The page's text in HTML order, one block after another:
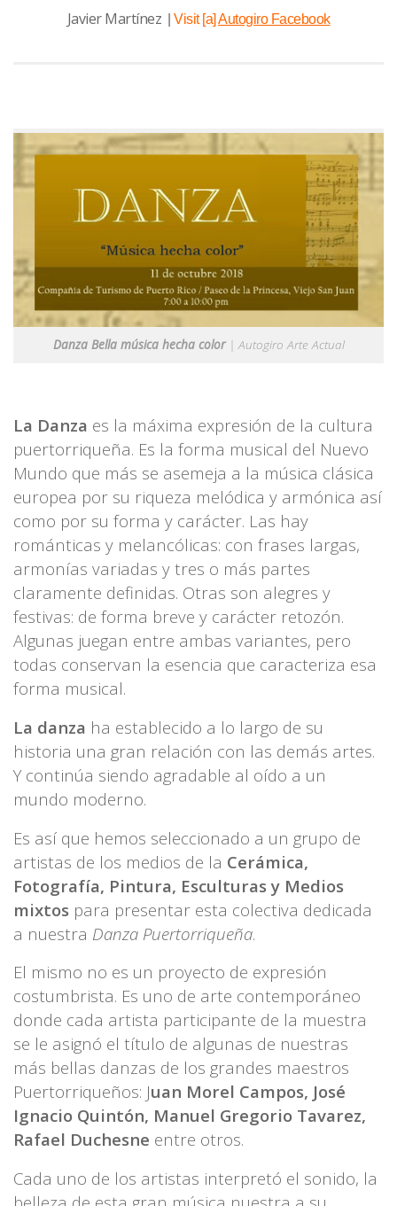
Javier Martínez
Visit [a] Autogiro Facebook
Danza Bella música hecha color| Autogiro Arte Actual
La Danza es la máxima expresión de la cultura
puertorriqueña. Es la forma musical del Nuevo
Mundo que más se asemeja a la música clásica
europea por su riqueza melódica y armónica así
como por su forma y carácter. Las hay
románticas y melancólicas: con frases largas,
armonías variadas y tres o más partes
claramente definidas. Otras son alegres y
festivas: de forma breve y carácter retozón.
Algunas juegan entre ambas variantes, pero
todas conservan la esencia que caracteriza esa
forma musical.
La danza ha establecido a lo largo de su
historia una gran relación con las demás artes.
Y continúa siendo agradable al oído a un
mundo moderno.
Es así que hemos seleccionado a un grupo de
artistas de los medios de la Cerámica,
Fotografía, Pintura, Esculturas y Medios
mixtos para presentar esta colectiva dedicada
a nuestra Danza Puertorriqueña.
El mismo no es un proyecto de expresión
costumbrista. Es uno de arte contemporáneo
donde cada artista participante de la muestra
se le asignó el título de algunas de nuestras
más bellas danzas de los grandes maestros
Puertorriqueños: Juan Morel Campos, José
Ignacio Quintón, Manuel Gregorio Tavarez,
Rafael Duchesne entre otros.
Cada uno de los artistas interpretó el sonido, la